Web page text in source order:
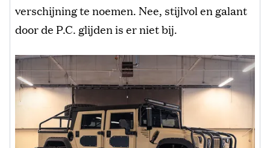
verschijning te noemen. Nee, stijlvol en galant
door de P.C. glijden is er niet bij.